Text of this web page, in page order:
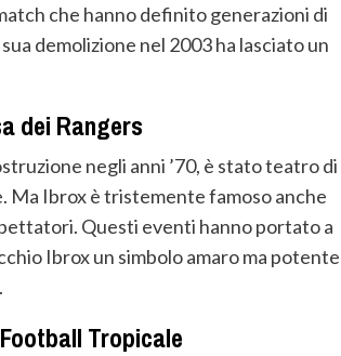
che hanno definito generazioni di
demolizione nel 2003 ha lasciato un
dei Rangers
negli anni ’70, è stato teatro di
Ma Ibrox è tristemente famoso anche
Questi eventi hanno portato a
Ibrox un simbolo amaro ma potente
Tropicale